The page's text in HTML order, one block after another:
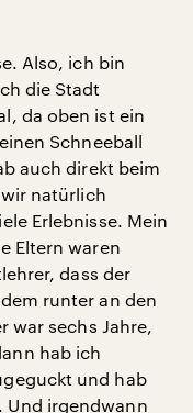
Also, ich bin
die Stadt
da oben ist ein
Schneeball
auch direkt beim
natürlich
Erlebnisse. Mein
Eltern waren
dass der
runter an den
war sechs Jahre,
hab ich
und hab
Und irgendwann